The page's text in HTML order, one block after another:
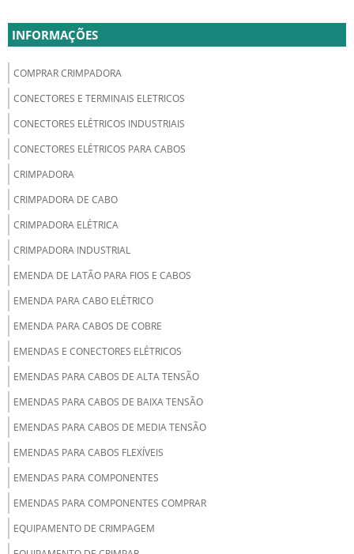
INFORMAÇÕES
COMPRAR CRIMPADORA
CONECTORES E TERMINAIS ELETRICOS
CONECTORES ELÉTRICOS INDUSTRIAIS
CONECTORES ELÉTRICOS PARA CABOS
CRIMPADORA
CRIMPADORA DE CABO
CRIMPADORA ELÉTRICA
CRIMPADORA INDUSTRIAL
EMENDA DE LATÃO PARA FIOS E CABOS
EMENDA PARA CABO ELÉTRICO
EMENDA PARA CABOS DE COBRE
EMENDAS E CONECTORES ELÉTRICOS
EMENDAS PARA CABOS DE ALTA TENSÃO
EMENDAS PARA CABOS DE BAIXA TENSÃO
EMENDAS PARA CABOS DE MEDIA TENSÃO
EMENDAS PARA CABOS FLEXÍVEIS
EMENDAS PARA COMPONENTES
EMENDAS PARA COMPONENTES COMPRAR
EQUIPAMENTO DE CRIMPAGEM